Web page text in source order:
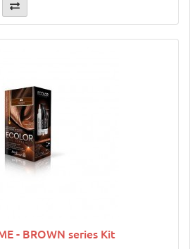
- BROWN series Kit